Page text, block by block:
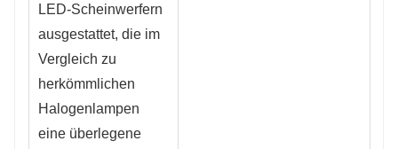
LED-Scheinwerfern
ausgestattet, die im
Vergleich zu
herkömmlichen
Halogenlampen
eine überlegene